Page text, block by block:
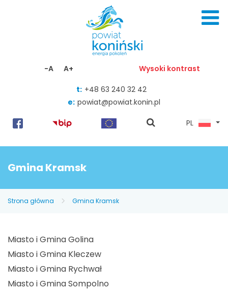
-A A+ Wysoki kontrast
t: +48 63 240 32 42
e: powiat@powiat.konin.pl
pokaż
PL
Gmina Kramsk
Strona główna Gmina Kramsk
Miasto i Gmina Golina
Miasto i Gmina Kleczew
Miasto i Gmina Rychwał
Miasto i Gmina Sompolno